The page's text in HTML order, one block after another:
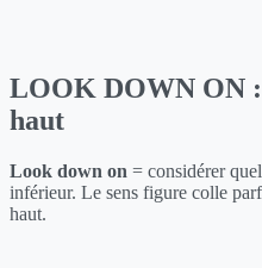
LOOK DOWN ON
haut
Look down on = considérer
inférieur. Le sens figure colle
haut.